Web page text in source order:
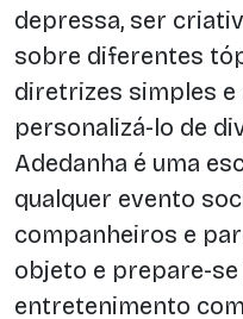
depressa, ser
sobre diferentes
diretrizes simples e
personalizá-lo de
Adedanha é uma
qualquer evento
companheiros e
objeto e prepare-
entretenimento